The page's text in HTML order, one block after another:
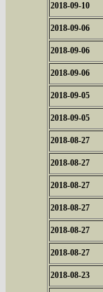
2018-09-10
2018-09-06
2018-09-06
2018-09-06
2018-09-05
2018-09-05
2018-08-27
2018-08-27
2018-08-27
2018-08-27
2018-08-27
2018-08-27
2018-08-23